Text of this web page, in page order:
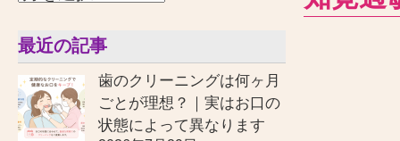
最近の記事
歯のクリーニングは何ヶ月
ごとが理想？｜実はお口の
状態によって異なります